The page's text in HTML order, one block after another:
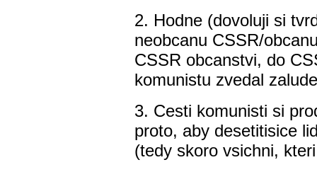
2. Hodne (dovoluji si
neobcanu CSSR/
CSSR obcanstvi, do
komunistu zvedal
3. Cesti komunisti si
proto, aby desetitisice
(tedy skoro vsichni,